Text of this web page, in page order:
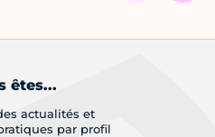
êtes...
actualités et
par profil